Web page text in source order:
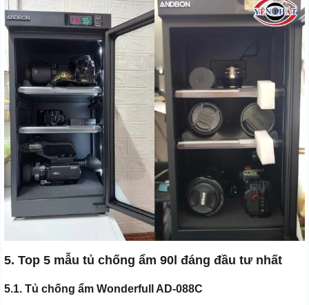
5. Top 5 mẫu tủ chống ẩm 90l đáng đầu tư nhất
5.1. Tủ chống ẩm Wonderfull AD-088C